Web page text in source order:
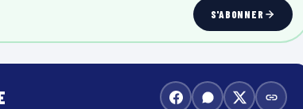
S'ABONNER